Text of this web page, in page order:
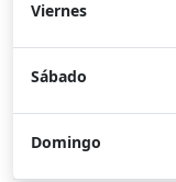
Viernes
Sábado
Domingo